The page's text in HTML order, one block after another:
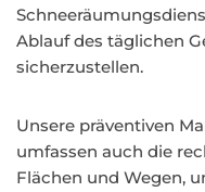
Ablauf des täglichen
sicherzustellen.
Unsere präventiven
umfassen auch die
Flächen und Wegen,